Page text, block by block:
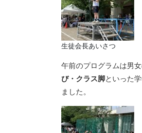
生徒会長あいさつ
午前のプログラムは男
び・クラス脚といった
ました。